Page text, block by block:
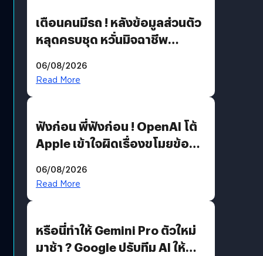
เตือนคนมีรถ ! หลังข้อมูลส่วนตัว
หลุดครบชุด หวั่นมิจฉาชีพ
รหัสผ่านหลุด ไม่ใช่แฮกเกอร์
06/08/2026
Read More
ฟังก่อน พี่ฟังก่อน ! OpenAI โต้
Apple เข้าใจผิดเรื่องขโมยข้อมูล
06/08/2026
Read More
หรือนี่ทำให้ Gemini Pro ตัวใหม่
มาช้า ? Google ปรับทีม AI ให้